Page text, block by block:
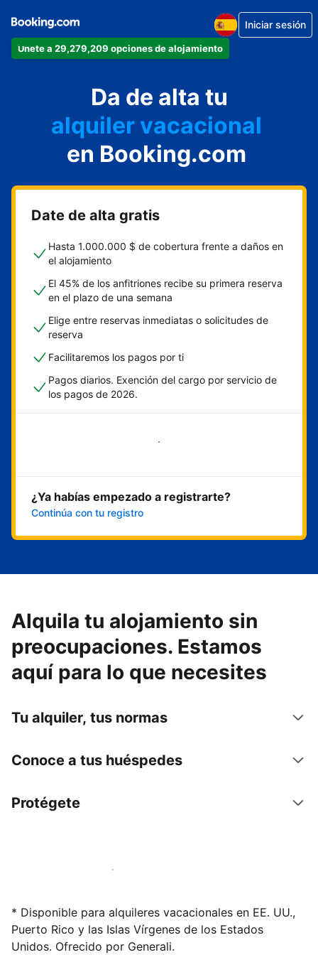
Únete a 29,279,209 opciones de alojamiento
Iniciar sesión
Da de alta tu
apartamento
hotel
alquiler vacacional
hostal o pensión
casa rural
en Booking.com
Date de alta gratis
Hasta 1.000.000 $ de cobertura frente a daños en
el alojamiento
El 45% de los anfitriones recibe su primera reserva
en el plazo de una semana
Elige entre reservas inmediatas o solicitudes de
reserva
Facilitaremos los pagos por ti
Pagos diarios. Exención del cargo por servicio de
los pagos de 2026.
Empieza ahora
¿Ya habías empezado a registrarte?
Continúa con tu registro
Alquila tu alojamiento sin
preocupaciones. Estamos
aquí para lo que necesites
Tu alquiler, tus normas
Conoce a tus huéspedes
Protégete
Alquila tu alojamiento hoy mismo
* Disponible para alquileres vacacionales en EE. UU.,
Puerto Rico y las Islas Vírgenes de los Estados
Unidos. Ofrecido por Generali.